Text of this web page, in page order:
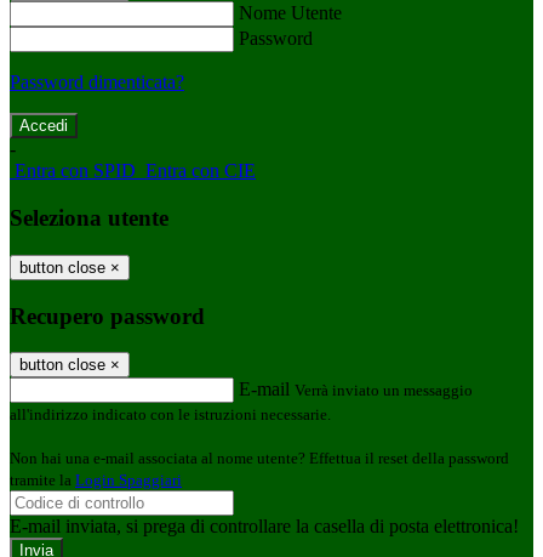
Nome Utente
Password
Password dimenticata?
-
Entra con SPID Entra con CIE
Seleziona utente
button close ×
Recupero password
button close ×
E-mail Verrà inviato un messaggio
all'indirizzo indicato con le istruzioni necessarie.
Non hai una e-mail associata al nome utente? Effettua il reset della password
tramite la Login Spaggiari
E-mail inviata, si prega di controllare la casella di posta elettronica!